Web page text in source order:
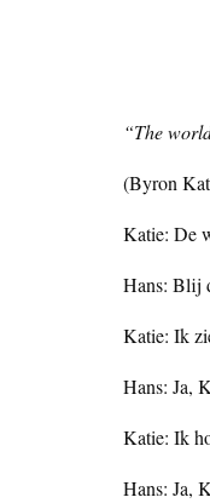
“The
(Byron
Katie: De
Hans: Blij
Katie: Ik
Hans: Ja,
Katie: Ik
Hans: Ja,